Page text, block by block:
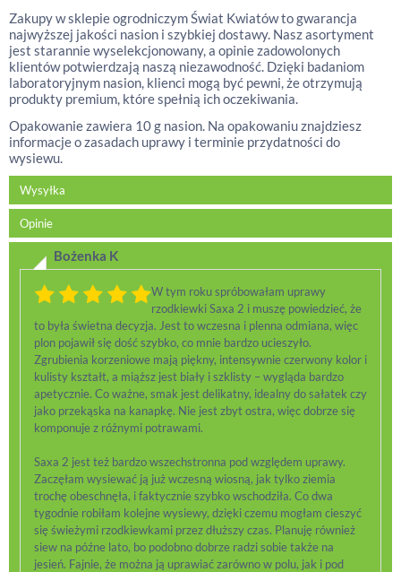
Zakupy w sklepie ogrodniczym Świat Kwiatów to gwarancja
najwyższej jakości nasion i szybkiej dostawy. Nasz asortyment
jest starannie wyselekcjonowany, a opinie zadowolonych
klientów potwierdzają naszą niezawodność. Dzięki badaniom
laboratoryjnym nasion, klienci mogą być pewni, że otrzymują
produkty premium, które spełnią ich oczekiwania.
Opakowanie zawiera 10 g nasion. Na opakowaniu znajdziesz
informacje o zasadach uprawy i terminie przydatności do
wysiewu.
Wysyłka
Opinie
Bożenka K
W tym roku spróbowałam uprawy
rzodkiewki Saxa 2 i muszę powiedzieć, że
to była świetna decyzja. Jest to wczesna i plenna odmiana, więc
plon pojawił się dość szybko, co mnie bardzo ucieszyło.
Zgrubienia korzeniowe mają piękny, intensywnie czerwony kolor i
kulisty kształt, a miąższ jest biały i szklisty – wygląda bardzo
apetycznie. Co ważne, smak jest delikatny, idealny do sałatek czy
jako przekąska na kanapkę. Nie jest zbyt ostra, więc dobrze się
komponuje z różnymi potrawami.
Saxa 2 jest też bardzo wszechstronna pod względem uprawy.
Zaczęłam wysiewać ją już wczesną wiosną, jak tylko ziemia
trochę obeschnęła, i faktycznie szybko wschodziła. Co dwa
tygodnie robiłam kolejne wysiewy, dzięki czemu mogłam cieszyć
się świeżymi rzodkiewkami przez dłuższy czas. Planuję również
siew na późne lato, bo podobno dobrze radzi sobie także na
jesień. Fajnie, że można ją uprawiać zarówno w polu, jak i pod